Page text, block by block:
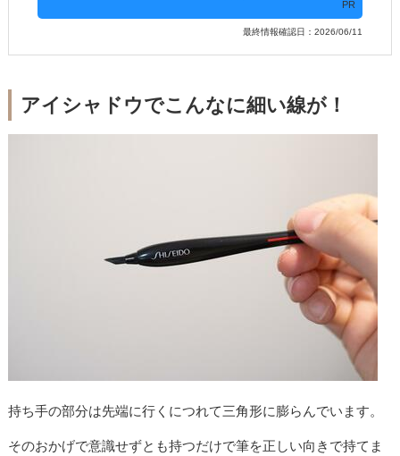
PR
最終情報確認日：2026/06/11
アイシャドウでこんなに細い線が！
持ち手の部分は先端に行くにつれて三角形に膨らんでいます。
そのおかげで意識せずとも持つだけで筆を正しい向きで持てま